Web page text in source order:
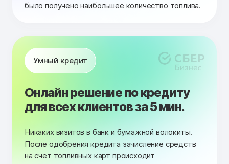
было получено наибольшее количество топлива.
Умный кредит
Онлайн решение по кредиту
для всех клиентов за 5 мин.
Никаких визитов в банк и бумажной волокиты.
После одобрения кредита зачисление средств
на счет топливных карт происходит